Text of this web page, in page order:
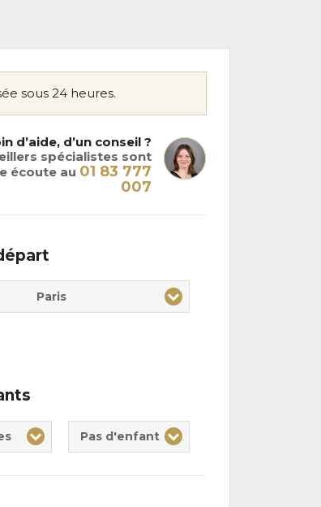
sous 24 heures.
d’aide, d’un conseil ?
spécialistes sont
écoute au 01 83 777
007
Paris
Pas d'enfant